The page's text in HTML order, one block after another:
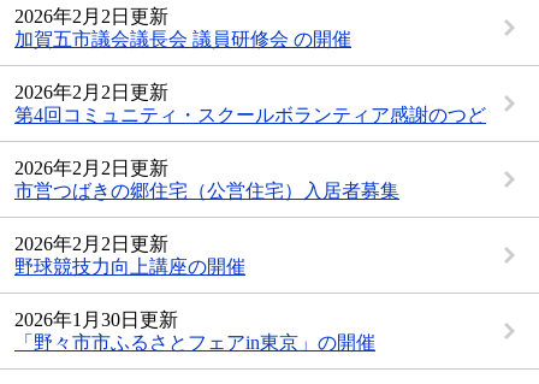
2026年2月2日更新
加賀五市議会議長会 議員研修会 の開催
2026年2月2日更新
第4回コミュニティ・スクールボランティア感謝のつど
2026年2月2日更新
市営つばきの郷住宅（公営住宅）入居者募集
2026年2月2日更新
野球競技力向上講座の開催
2026年1月30日更新
「野々市市ふるさとフェアin東京」の開催